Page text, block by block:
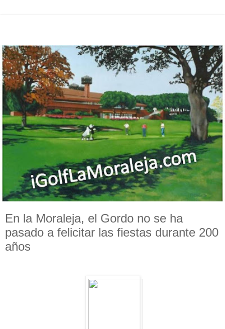
En la Moraleja, el Gordo no se ha
pasado a felicitar las fiestas durante 200
años